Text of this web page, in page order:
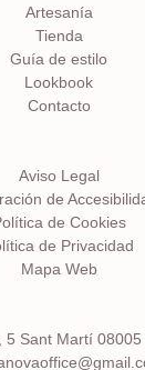
Artesanía
Tienda
Guía de estilo
Lookbook
Contacto
Aviso Legal
de
de Cookies
de Privacidad
Mapa Web
5 Sant Martí